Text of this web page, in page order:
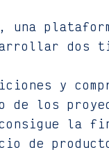
una
dos
y
de los
la
de